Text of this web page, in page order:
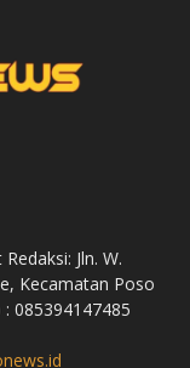
Jln. W.
Kecamatan Poso
085394147485